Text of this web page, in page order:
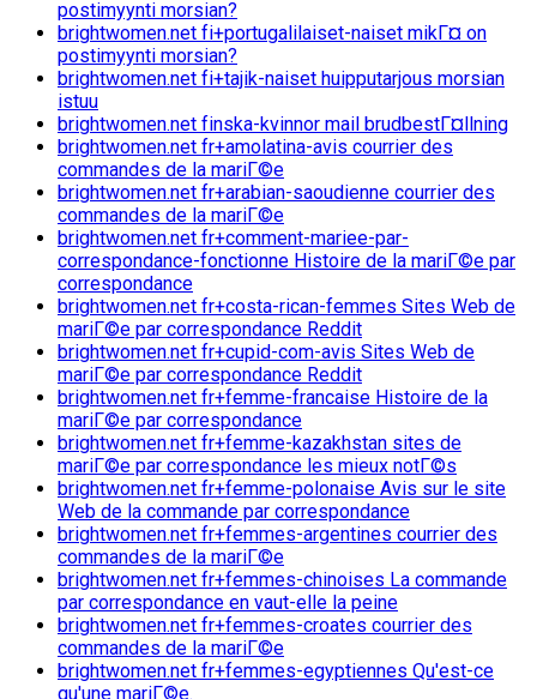
postimyynti morsian?
brightwomen.net fi+portugalilaiset-naiset mikГ¤ on
postimyynti morsian?
brightwomen.net fi+tajik-naiset huipputarjous morsian
istuu
brightwomen.net finska-kvinnor mail brudbestГ¤llning
brightwomen.net fr+amolatina-avis courrier des
commandes de la mariГ©e
brightwomen.net fr+arabian-saoudienne courrier des
commandes de la mariГ©e
brightwomen.net fr+comment-mariee-par-
correspondance-fonctionne Histoire de la mariГ©e par
correspondance
brightwomen.net fr+costa-rican-femmes Sites Web de
mariГ©e par correspondance Reddit
brightwomen.net fr+cupid-com-avis Sites Web de
mariГ©e par correspondance Reddit
brightwomen.net fr+femme-francaise Histoire de la
mariГ©e par correspondance
brightwomen.net fr+femme-kazakhstan sites de
mariГ©e par correspondance les mieux notГ©s
brightwomen.net fr+femme-polonaise Avis sur le site
Web de la commande par correspondance
brightwomen.net fr+femmes-argentines courrier des
commandes de la mariГ©e
brightwomen.net fr+femmes-chinoises La commande
par correspondance en vaut-elle la peine
brightwomen.net fr+femmes-croates courrier des
commandes de la mariГ©e
brightwomen.net fr+femmes-egyptiennes Qu'est-ce
qu'une mariГ©e.